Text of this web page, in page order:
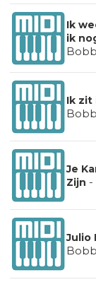
Ik
ik
Ik zit
Je
Zijn -
Julio